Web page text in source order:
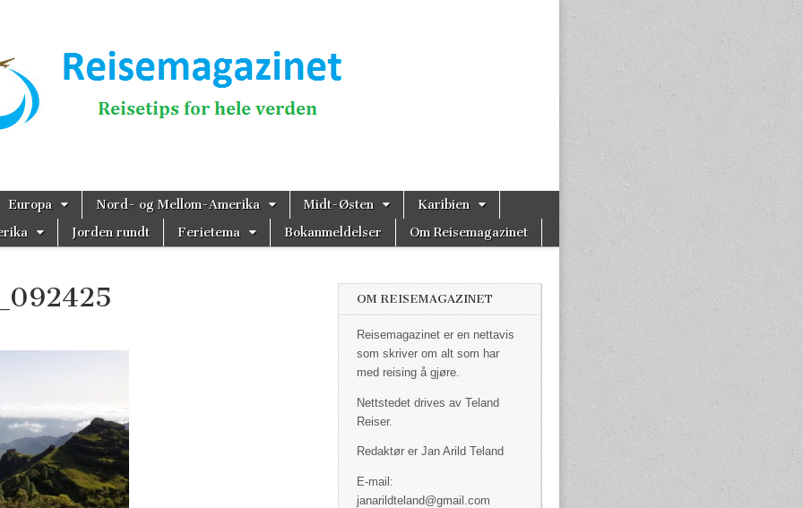
Europa Nord- og Mellom-Amerika Midt-Østen
Karibien
Jorden rundt Ferietema Bokanmeldelser Om Reisemagazinet
OM REISEMAGAZINET
Reisemagazinet er en nettavis
som skriver om alt som har
med reising å gjøre.
Nettstedet drives av Teland
Reiser.
Redaktør er Jan Arild Teland
E-mail:
janarildteland@gmail.com